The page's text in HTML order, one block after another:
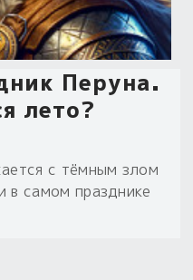
Перуна.
лето?
с тёмным злом
в самом празднике